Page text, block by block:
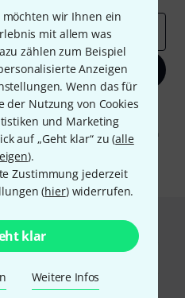
wir Ihnen ein
mit allem was
zählen zum Beispiel
Anzeigen
Wenn das für
der Nutzung von Cookies
und Marketing
auf „Geht klar“ zu (alle
).
Zustimmung jederzeit
(hier) widerrufen.
klar
Weitere Infos
Sie dem Erhalt von E-Mail-
Mail-Nutzungsverhaltens zu. Die
Informationen finden Sie in
.